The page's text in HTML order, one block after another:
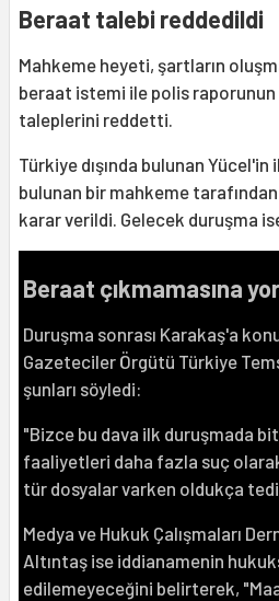
Beraat talebi reddedildi
Mahkeme heyeti, şartların
beraat istemi ile polis raporunun
taleplerini reddetti.
Türkiye dışında bulunan
bulunan bir mahkeme
karar verildi. Gelecek duruşma
Beraat çıkmamasına
Duruşma sonrası Karakaş'a
Gazeteciler Örgütü Türkiye
şunları söyledi:
"Bizce bu dava ilk duruşmada
faaliyetleri daha fazla suç
tür dosyalar varken oldukça
Medya ve Hukuk Çalışmaları
Altıntaş ise iddianamenin
edilemeyeceğini belirterek,